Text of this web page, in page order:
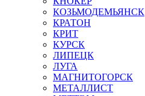
КОЗЬМОДЕМЬЯНСК
КРАТОН
КРИТ
КУРСК
ЛИПЕЦК
ЛУГА
МАГНИТОГОРСК
МЕТАЛЛИСТ